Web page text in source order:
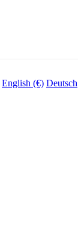
English (€) Deutsch